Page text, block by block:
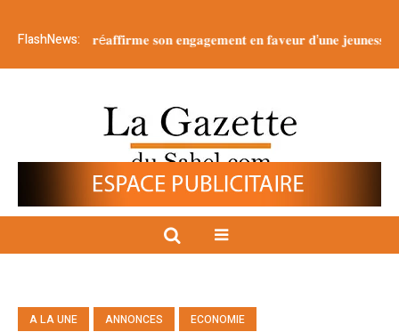
FlashNews:
𝐫é𝐚𝐟𝐟𝐢𝐫𝐦𝐞 𝐬𝐨𝐧 𝐞𝐧𝐠𝐚𝐠𝐞𝐦𝐞𝐧𝐭 𝐞𝐧 𝐟𝐚𝐯𝐞𝐮𝐫 𝐝’𝐮𝐧𝐞 𝐣𝐞𝐮𝐧𝐞𝐬𝐬𝐞 é𝐩𝐚𝐧𝐨𝐮𝐢𝐞
A LA UNE ANNONCES ECONOMIE